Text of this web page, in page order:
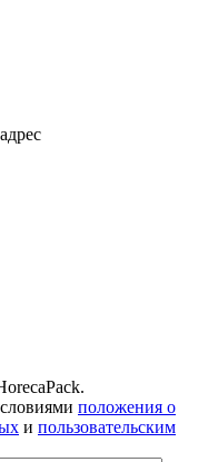
положения о
и пользовательским